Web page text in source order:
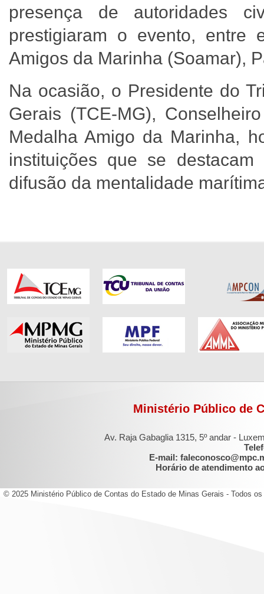
presença de autoridades
prestigiaram o evento, entre
Amigos da Marinha (Soamar),
Na ocasião, o Presidente do
Gerais (TCE-MG),
Medalha Amigo da Marinha,
instituições que se
difusão da mentalidade
Ministério Público de
Av. Raja Gabaglia 1315, 5º andar -
E-mail:
Horário de atendimento
© 2025 Ministério Público de Contas do Estado de Minas Gerais - Todos